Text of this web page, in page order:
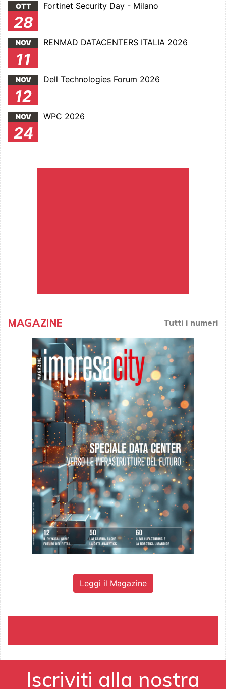
OTT
28
Fortinet Security Day - Milano
NOV
11
RENMAD DATACENTERS ITALIA 2026
NOV
12
Dell Technologies Forum 2026
NOV
24
WPC 2026
MAGAZINE Tutti i numeri
Leggi il Magazine
Iscriviti alla nostra